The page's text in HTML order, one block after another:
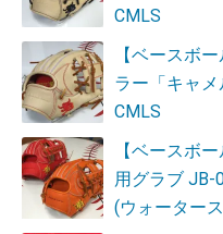
CMLS
【ベースボ
ラー「キャ
CMLS
【ベースボ
用グラブ
(ウォーター